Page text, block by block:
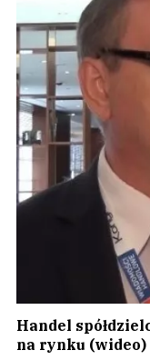
Handel
na rynku (wideo)